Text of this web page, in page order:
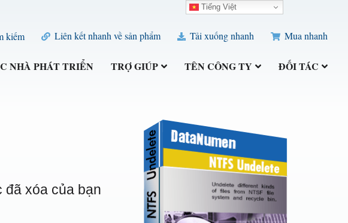
kiếm Liên kết nhanh về sản phẩm Tải xuống nhanh Mua nhanh
NHÀ PHÁT TRIỂN TRỢ GIÚP TÊN CÔNG TY ĐỐI TÁC
đã xóa của bạn
Tiếng Việt